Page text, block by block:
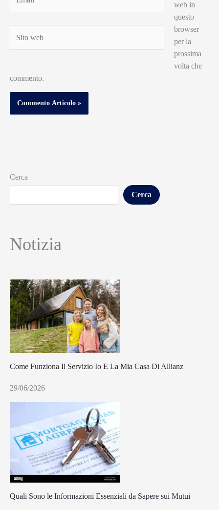
web
web in
questo
browser
per la
prossima
volta che
commento.
Cerca
Cerca
Notizia
Come Funziona Il Servizio Io E La Mia Casa Di Allianz
29/06/2026
Quali Sono le Informazioni Essenziali da Sapere sui Mutui